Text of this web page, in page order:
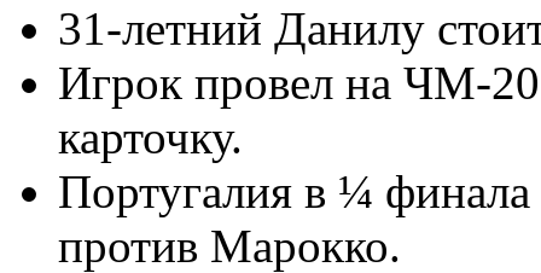
31-летний Данилу
Игрок провел на ЧМ-
карточку.
Португалия в ¼
против Марокко.